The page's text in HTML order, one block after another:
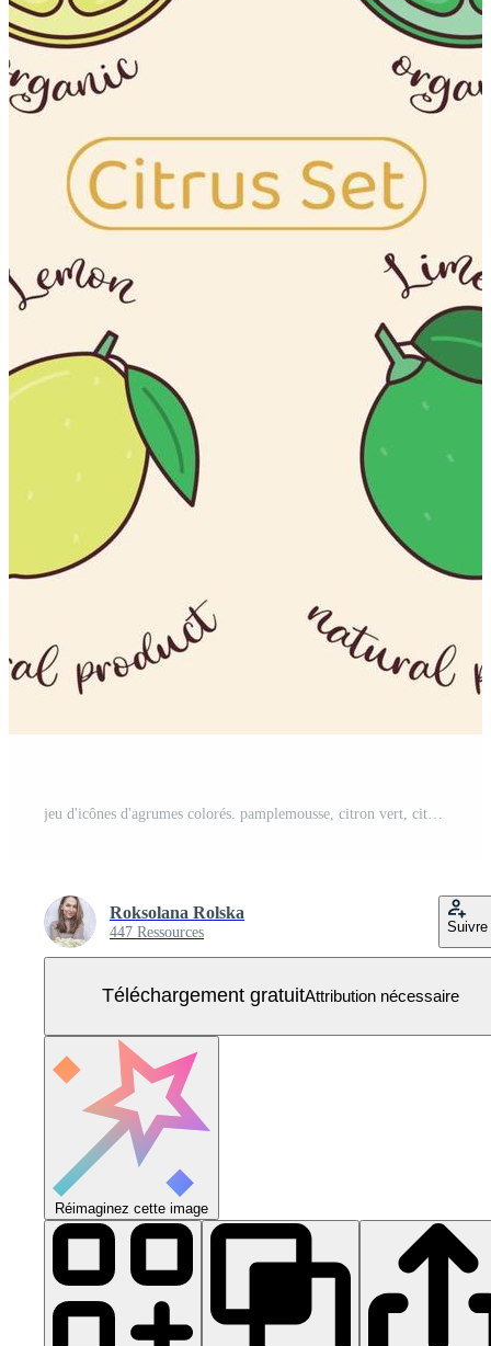
Roksolana Rolska
447 Ressources Suivre
Téléchargement gratuitAttribution nécessaire
Réimaginez cette image